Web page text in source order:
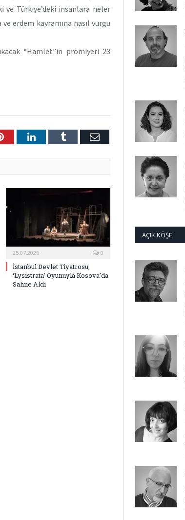
ve Türkiye’deki insanlara neler
erdem kavramına nasıl vurgu
“Hamlet”in prömiyeri 23
PinterestLinkedInTumblr E-
25.07.2026 0
İstanbul Devlet Tiyatrosu,
‘Lysistrata’ Oyunuyla Kosova’da
Sahne Aldı
AÇIK KÖŞE